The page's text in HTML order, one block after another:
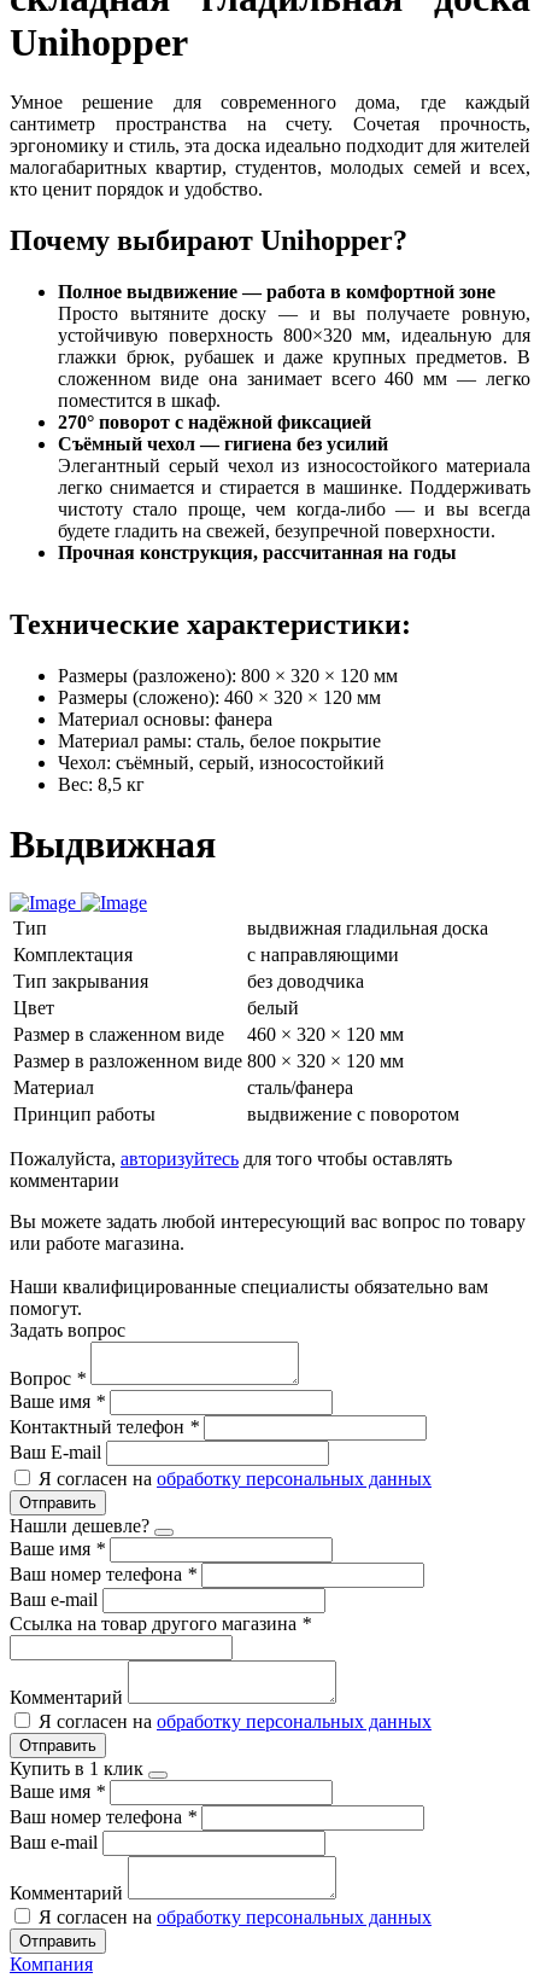
Unihopper
Умное решение для современного дома, где каждый
сантиметр пространства на счету. Сочетая прочность,
эргономику и стиль, эта доска идеально подходит для жителей
малогабаритных квартир, студентов, молодых семей и всех,
кто ценит порядок и удобство.
Почему выбирают Unihopper?
Полное выдвижение — работа в комфортной зоне
Просто вытяните доску — и вы получаете ровную,
устойчивую поверхность 800×320 мм, идеальную для
глажки брюк, рубашек и даже крупных предметов. В
сложенном виде она занимает всего 460 мм — легко
поместится в шкаф.
270° поворот с надёжной фиксацией
Съёмный чехол — гигиена без усилий
Элегантный серый чехол из износостойкого материала
легко снимается и стирается в машинке. Поддерживать
чистоту стало проще, чем когда-либо — и вы всегда
будете гладить на свежей, безупречной поверхности.
Прочная конструкция, рассчитанная на годы
Технические характеристики:
Размеры (разложено): 800 × 320 × 120 мм
Размеры (сложено): 460 × 320 × 120 мм
Материал основы: фанера
Материал рамы: сталь, белое покрытие
Чехол: съёмный, серый, износостойкий
Вес: 8,5 кг
Выдвижная
Тип
выдвижная гладильная доска
Комплектация
с направляющими
Тип закрывания
без доводчика
Цвет
белый
Размер в слаженном виде
460 × 320 × 120 мм
Размер в разложенном виде 800 × 320 × 120 мм
Материал
сталь/фанера
Принцип работы
выдвижение с поворотом
Пожалуйста, авторизуйтесь для того чтобы оставлять
комментарии
Вы можете задать любой интересующий вас вопрос по товару
или работе магазина.
Наши квалифицированные специалисты обязательно вам
помогут.
Задать вопрос
Вопрос *
Ваше имя *
Контактный телефон *
Ваш E-mail
Я согласен на обработку персональных данных
Отправить
Нашли дешевле?
Ваше имя *
Ваш номер телефона *
Ваш e-mail
Ссылка на товар другого магазина *
Комментарий
Я согласен на обработку персональных данных
Отправить
Купить в 1 клик
Ваше имя *
Ваш номер телефона *
Ваш e-mail
Комментарий
Я согласен на обработку персональных данных
Отправить
Компания